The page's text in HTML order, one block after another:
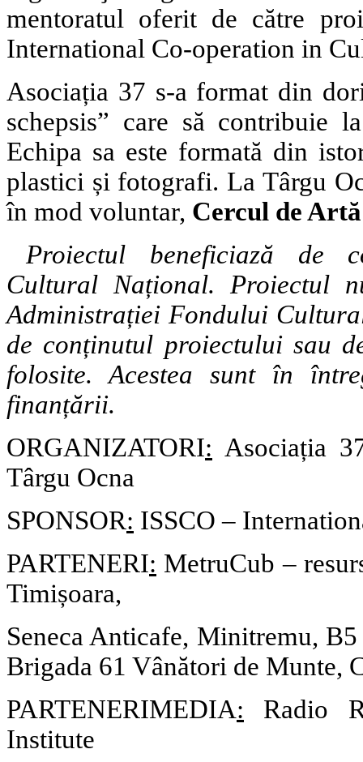
mentoratul oferit de către
International Co-operation in
Asociația 37 s-a format din
schepsis” care să contribuie
Echipa sa este formată din
plastici și fotografi. La Târgu
în mod voluntar, Cercul de
Proiectul beneficiază de
Cultural Național. Proiectul
Administrației Fondului
de conținutul proiectului sau
folosite. Acestea sunt în
finanțării.
ORGANIZATORI: Asociația
Târgu Ocna
SPONSOR: ISSCO –
PARTENERI: MetruCub –
Timișoara,
Seneca Anticafe, Minitremu,
Brigada 61 Vânători de Munte,
PARTENERIMEDIA: Radio
Institute